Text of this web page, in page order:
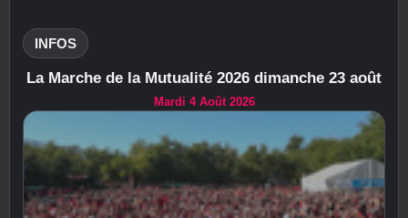
INFOS
La Marche de la Mutualité 2026 dimanche 23 août
Mardi 4 Août 2026